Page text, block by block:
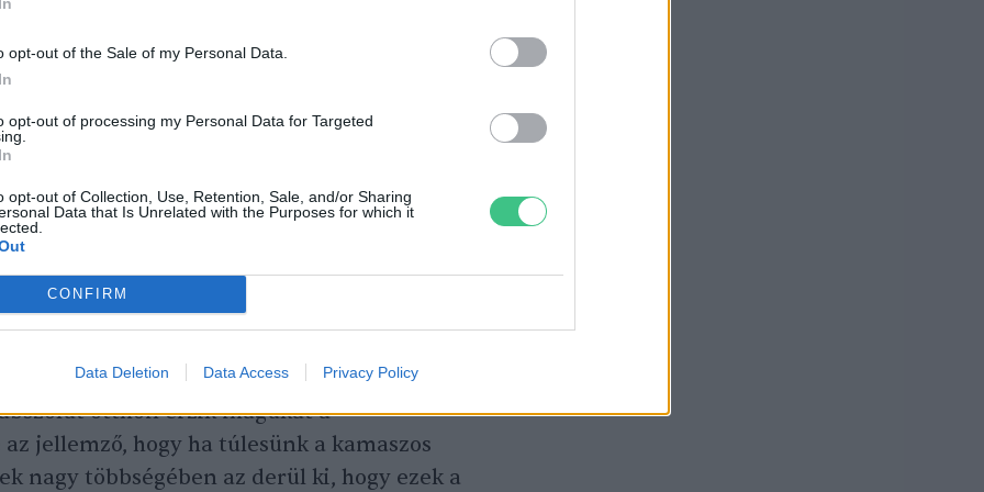
opt-out of the Sale of my Personal Data.
opt-out of processing my Personal Data for Targeted
opt-out of Collection, Use, Retention, Sale, and/or Sharing
Data that Is Unrelated with the Purposes for which it
CONFIRM
Data Deletion Data Access Privacy Policy
minél többet mezítlábazni és fára
is pajtáskodnak
Nemzeti Park Igazgatóság királyréti
közelről látja, hogyan viselkednek a
mondja,
működik a természetben, számos
az, hogy mennyi idős.
otthon érzik magukat a
jellemző, hogy ha túlesünk a kamaszos
nagy többségében az derül ki, hogy ezek a